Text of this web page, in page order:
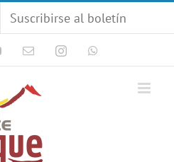
Suscribirse al boletín
YouTubeCorreoInstagram